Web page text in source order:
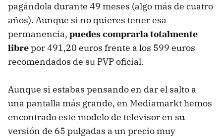
pagándola durante 49 meses (algo más de cuatro
años). Aunque si no quieres tener esa
permanencia, puedes comprarla totalmente
librepor 491,20 euros frente a los 599 euros
recomendados de su PVP oficial.
Aunque si estabas pensando en dar el salto a
una pantalla más grande, en Mediamarkt hemos
encontrado este modelo de televisor en su
versión de 65 pulgadas a un precio muy